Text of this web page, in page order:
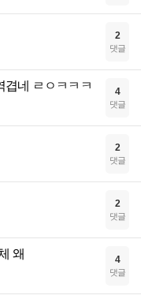
2
댓글
겹네 ㄹㅇㅋㅋㅋ 4
댓글
2
댓글
2
댓글
왜 4
댓글